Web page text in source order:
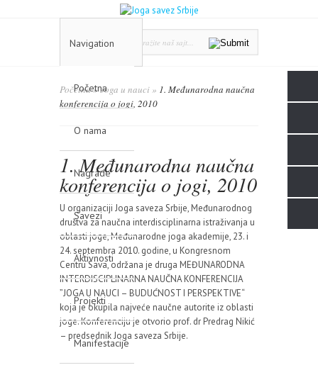
Početna
O nama
Nagrade
Savezi
Aktivnosti
Projekti
Manifestacije
Navigation
Početna»Joga u nauci» 1. Međunarodna naučna
konferencija o jogi, 2010
1. Međunarodna naučna
konferencija o jogi, 2010
U organizaciji Joga saveza Srbije, Međunarodnog
društva za naučna interdisciplinarna istraživanja u
oblasti joge, Međunarodne joga akademije, 23. i
24. septembra 2010. godine, u Kongresnom
Centru Sava, održana je druga MEĐUNARODNA
INTERDISCIPLINARNA NAUČNA KONFERENCIJA
”JOGA U NAUCI – BUDUĆNOST I PERSPEKTIVE“
koja je okupila najveće naučne autorite iz oblasti
joge. Konferenciju je otvorio prof. dr Predrag Nikić
– predsednik Joga saveza Srbije.